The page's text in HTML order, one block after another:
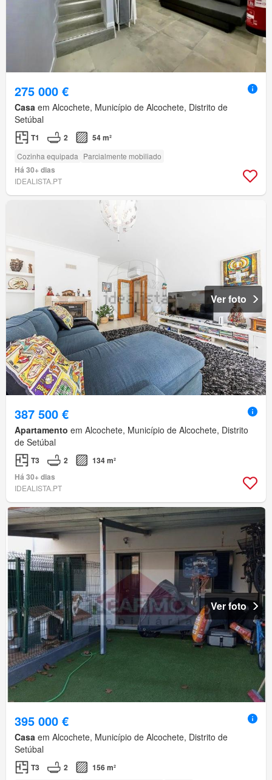
275 000 €
Casa em Alcochete, Município de Alcochete, Distrito de
Setúbal
T1 2 54 m²
Cozinha equipada Parcialmente mobiliado
Há 30+ dias
IDEALISTA.PT
Ver foto
387 500 €
Apartamento em Alcochete, Município de Alcochete, Distrito
de Setúbal
T3 2
134 m²
Há 30+ dias
IDEALISTA.PT
Ver foto
395 000 €
Casa em Alcochete, Município de Alcochete, Distrito de
Setúbal
T3 2 156 m²